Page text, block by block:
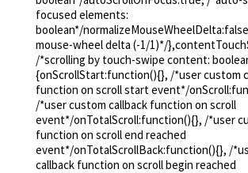
Les Jardins d’Aurélie
5 rue Gina PANE – 35000 Rennes
focused elements:
boolean*/
mouse-wheel delta (-1/1)*/
/*scrolling by touch-swipe content:
{onScrollStart:function(){}, /*user custom
function on scroll start event*/
/*user custom callback function on scroll
event*/onTotalScroll:function(){}, /*user
function on scroll end reached
event*/onTotalScrollBack:function(){}, /
callback function on scroll begin reached